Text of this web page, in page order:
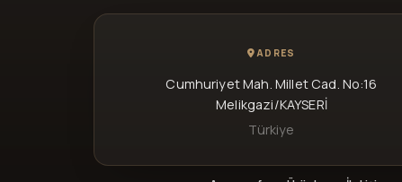
ADRES
Cumhuriyet Mah. Millet Cad. No:16
Melikgazi/KAYSERİ
Türkiye